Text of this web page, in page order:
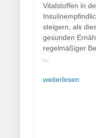
Vitalstoffen in
steigern, als
gesunden
regelmäßiger
weiterlesen